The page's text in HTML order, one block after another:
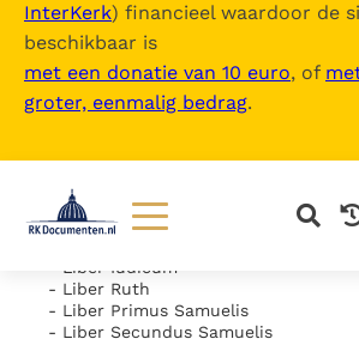
InterKerk) financieel waardoor de
beschikbaar is
met een donatie van 10 euro, of
groter, eenmalig bedrag.
Lezen
Documenten
Over
Inhoudsopgave
uitklappen
- Vetus Testamentum
- Liber Exodus
- Liber Numeri
- Liber Deuteronomii
- Liber Iudicum
- Liber Ruth
- Liber Primus Samuelis
- Liber Secundus Samuelis
- Caput 16